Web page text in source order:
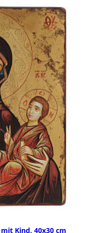
Kind, 40x30 cm